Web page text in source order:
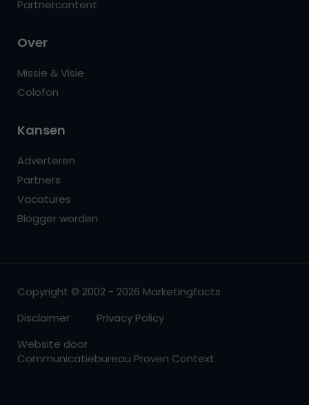
Partnercontent
Over
Missie & Visie
Colofon
Kansen
Adverteren
Partners
Vacatures
Blogger worden
Copyright © 2002 - 2026 Marketingfacts
Disclaimer
Privacy Policy
Website door
Communicatiebureau Proven Context